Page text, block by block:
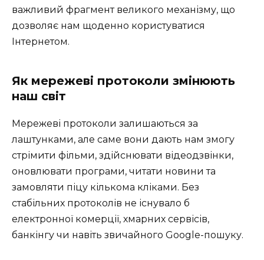
важливий фрагмент великого механізму, що
дозволяє нам щоденно користуватися
Інтернетом.
Як мережеві протоколи змінюють
наш світ
Мережеві протоколи залишаються за
лаштунками, але саме вони дають нам змогу
стрімити фільми, здійснювати відеодзвінки,
оновлювати програми, читати новини та
замовляти піцу кількома кліками. Без
стабільних протоколів не існувало б
електронної комерції, хмарних сервісів,
банкінгу чи навіть звичайного Google-пошуку.